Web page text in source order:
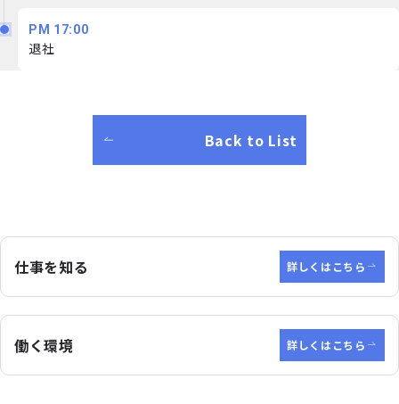
PM 17:00
退社
Back to List
仕事を知る 詳しくはこちら
働く環境 詳しくはこちら